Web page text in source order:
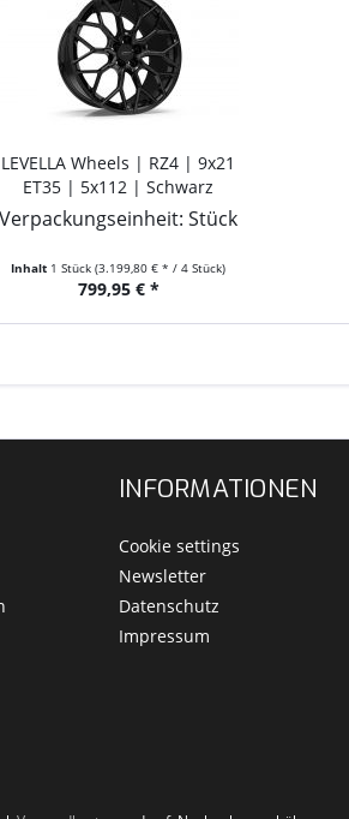
LEVELLA Wheels | RZ4 | 9x21
ET35 | 5x112 | Schwarz
glänzend*
Verpackungseinheit: Stück
Inhalt 1 Stück(3.199,80 € * / 4 Stück)
799,95 € *
INFORMATIONEN
Cookie settings
Newsletter
Datenschutz
Impressum